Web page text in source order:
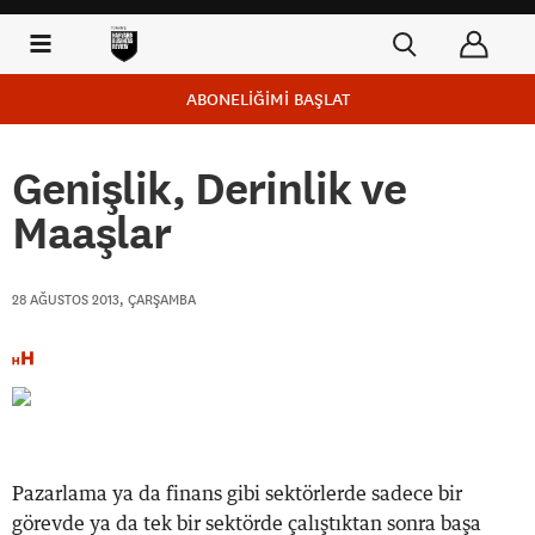
ABONELİĞİMİ BAŞLAT
Genişlik, Derinlik ve
Maaşlar
28 AĞUSTOS 2013, ÇARŞAMBA
Pazarlama ya da finans gibi sektörlerde sadece bir
görevde ya da tek bir sektörde çalıştıktan sonra başa